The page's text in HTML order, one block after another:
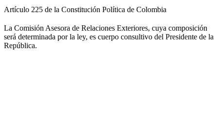
Artículo 225 de la Constitución Política de Colombia
La Comisión Asesora de Relaciones Exteriores, cuya composición
será determinada por la ley, es cuerpo consultivo del Presidente de la
República.